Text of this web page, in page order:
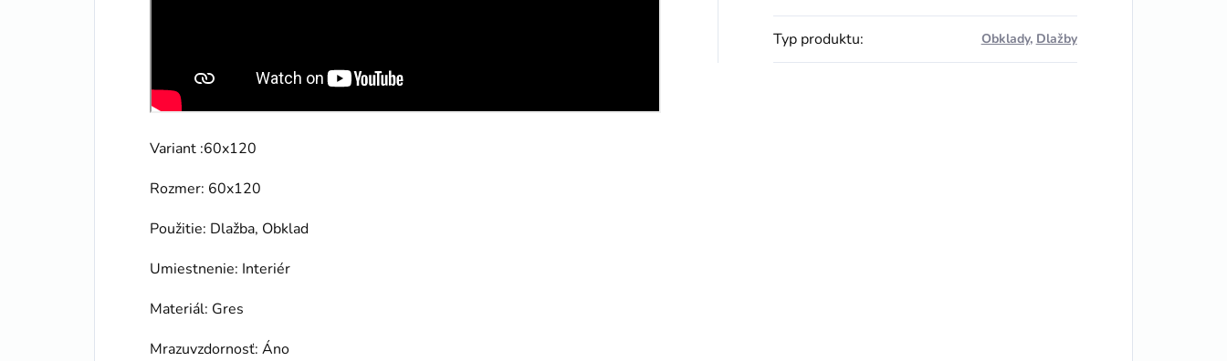
Variant :60x120
Rozmer: 60x120
Použitie: Dlažba, Obklad
Umiestnenie: Interiér
Materiál: Gres
Mrazuvzdornosť: Áno
Typ produktu: Obklady, Dlažby